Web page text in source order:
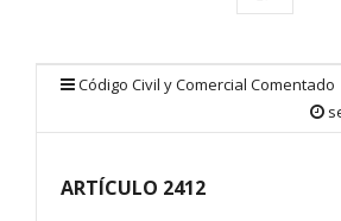
Código Civil y Comercial Comentado
ARTÍCULO 2412